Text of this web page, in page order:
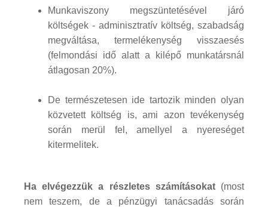
Munkaviszony megszüntetésével járó
költségek - adminisztratív költség, szabadság
megváltása, termelékenység visszaesés
(felmondási idő alatt a kilépő munkatársnál
átlagosan 20%).
De természetesen ide tartozik minden olyan
közvetett költség is, ami azon tevékenység
során merül fel, amellyel a nyereséget
kitermelitek.
Ha elvégezzük a részletes számításokat (most
nem teszem, de a pénzügyi tanácsadás során